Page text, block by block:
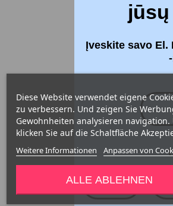
Diese Website verwendet eigene
zu verbessern. Und zeigen Sie
Gewohnheiten analysieren
klicken Sie auf die Schaltfläche
Weitere Informationen Anpassen von
ALLE ABLEHNEN
Įveskite savo El.
+370